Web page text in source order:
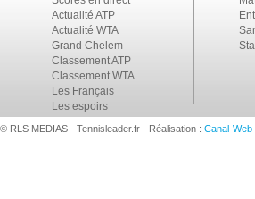
Actualité ATP
Actualité WTA
Grand Chelem
Classement ATP
Classement WTA
Les Français
Les espoirs
© RLS MEDIAS - Tennisleader.fr - Réalisation : Canal-Web